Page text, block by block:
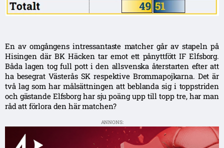
En av omgångens intressantaste matcher går av stapeln på
Hisingen där BK Häcken tar emot ett pånyttfött IF Elfsborg.
Båda lagen tog full pott i den allsvenska återstarten efter att
ha besegrat Västerås SK respektive Brommapojkarna. Det är
två lag som har målsättningen att beblanda sig i toppstriden
och gästande Elfsborg har sju poäng upp till topp tre, har man
råd att förlora den här matchen?
ANNONS: